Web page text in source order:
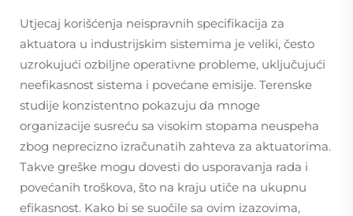
Utjecaj korišćenja neispravnih specifikacija za
aktuatora u industrijskim sistemima je veliki, često
uzrokujući ozbiljne operativne probleme, uključujući
neefikasnost sistema i povećane emisije. Terenske
studije konzistentno pokazuju da mnoge
organizacije susreću sa visokim stopama neuspeha
zbog neprecizno izračunatih zahteva za aktuatorima.
Takve greške mogu dovesti do usporavanja rada i
povećanih troškova, što na kraju utiče na ukupnu
efikasnost. Kako bi se suočile sa ovim izazovima,